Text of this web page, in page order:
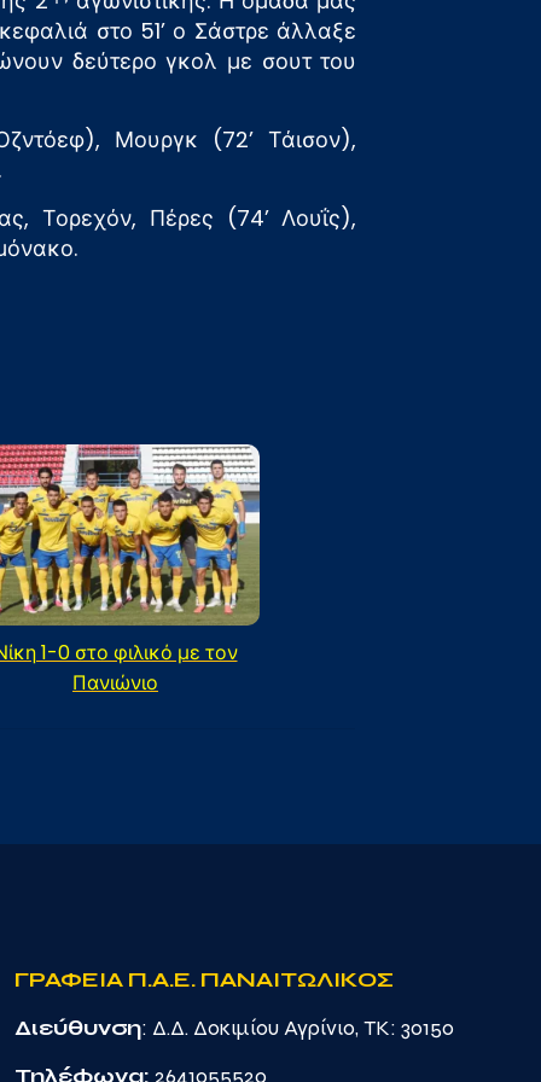
στο 51’ ο Σάστρε άλλαξε
δεύτερο γκολ με σουτ του
Μουργκ (72’ Τάισον),
Τορεχόν, Πέρες (74’ Λουΐς),
1-0 στο φιλικό με τον
Πανιώνιο
ΓΡΑΦΕΙΑ Π.Α.Ε. ΠΑΝΑΙΤΩΛΙΚΟΣ
Διεύθυνση: Δ.Δ. Δοκιμίου Αγρίνιο, TK: 30150
Τηλέφωνα: 2641055520